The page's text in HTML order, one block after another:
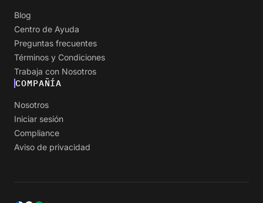
Blog
Centro de Ayuda
Preguntas frecuentes
Términos y Condiciones
Trabaja con Nosotros
COMPAÑÍA
Nosotros
Iniciar sesión
Compliance
Aviso de privacidad